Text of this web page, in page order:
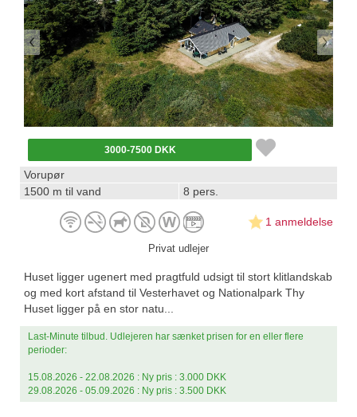
3000-7500 DKK
Vorupør
1500 m til vand
8 pers.
1 anmeldelse
Privat udlejer
Huset ligger ugenert med pragtfuld udsigt til stort klitlandskab
og med kort afstand til Vesterhavet og Nationalpark Thy
Huset ligger på en stor natu...
Last-Minute tilbud. Udlejeren har sænket prisen for en eller flere
perioder:
15.08.2026 - 22.08.2026 : Ny pris : 3.000 DKK
29.08.2026 - 05.09.2026 : Ny pris : 3.500 DKK